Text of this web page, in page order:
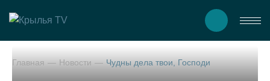
Главная Новости Чудны дела твои, Господи